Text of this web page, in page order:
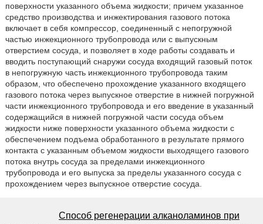
поверхности указанного объема жидкости; причем указанное
средство производства и инжектирования газового потока
включает в себя компрессор, соединенный с непогружной
частью инжекционного трубопровода или с выпускным
отверстием сосуда, и позволяет в ходе работы создавать и
вводить поступающий снаружи сосуда входящий газовый поток
в непогружную часть инжекционного трубопровода таким
образом, что обеспечено прохождение указанного входящего
газового потока через выпускное отверстие в нижней погружной
части инжекционного трубопровода и его введение в указанный
содержащийся в нижней погружной части сосуда объем
жидкости ниже поверхности указанного объема жидкости с
обеспечением подъема обработанного в результате прямого
контакта с указанным объемом жидкости выходящего газового
потока внутрь сосуда за пределами инжекционного
трубопровода и его выпуска за пределы указанного сосуда с
прохождением через выпускное отверстие сосуда.
Способ регенерации алканоламинов при